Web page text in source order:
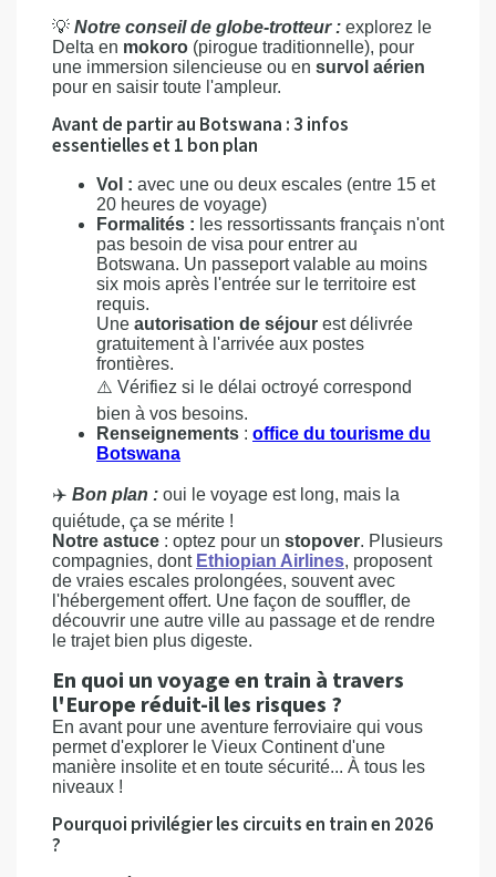
💡 Notre conseil de globe-trotteur : explorez le
Delta en mokoro (pirogue traditionnelle), pour
une immersion silencieuse ou en survol aérien
pour en saisir toute l'ampleur.
Avant de partir au Botswana : 3 infos
essentielles et 1 bon plan
Vol : avec une ou deux escales (entre 15 et
20 heures de voyage)
Formalités : les ressortissants français n'ont
pas besoin de visa pour entrer au
Botswana. Un passeport valable au moins
six mois après l'entrée sur le territoire est
requis.
Une autorisation de séjour est délivrée
gratuitement à l'arrivée aux postes
frontières.
⚠️ Vérifiez si le délai octroyé correspond
bien à vos besoins.
Renseignements : office du tourisme du
Botswana
✈️ Bon plan : oui le voyage est long, mais la
quiétude, ça se mérite !
Notre astuce : optez pour un stopover. Plusieurs
compagnies, dont Ethiopian Airlines, proposent
de vraies escales prolongées, souvent avec
l'hébergement offert. Une façon de souffler, de
découvrir une autre ville au passage et de rendre
le trajet bien plus digeste.
En quoi un voyage en train à travers
l'Europe réduit-il les risques ?
En avant pour une aventure ferroviaire qui vous
permet d'explorer le Vieux Continent d'une
manière insolite et en toute sécurité... À tous les
niveaux !
Pourquoi privilégier les circuits en train en 2026
?